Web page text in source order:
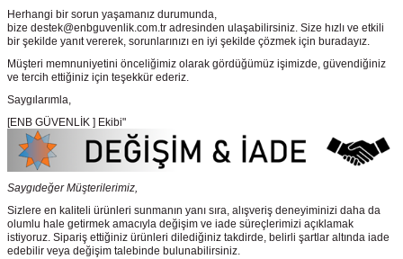
Herhangi bir sorun yaşamanız durumunda,
bize destek@enbguvenlik.com.tr adresinden ulaşabilirsiniz. Size hızlı ve etkili
bir şekilde yanıt vererek, sorunlarınızı en iyi şekilde çözmek için buradayız.
Müşteri memnuniyetini önceliğimiz olarak gördüğümüz işimizde, güvendiğiniz
ve tercih ettiğiniz için teşekkür ederiz.
Saygılarımla,
[ENB GÜVENLİK ] Ekibi"
Saygıdeğer Müşterilerimiz,
Sizlere en kaliteli ürünleri sunmanın yanı sıra, alışveriş deneyiminizi daha da
olumlu hale getirmek amacıyla değişim ve iade süreçlerimizi açıklamak
istiyoruz. Sipariş ettiğiniz ürünleri dilediğiniz takdirde, belirli şartlar altında iade
edebilir veya değişim talebinde bulunabilirsiniz.